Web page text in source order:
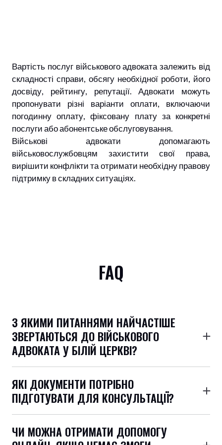
Вартість послуг військового адвоката залежить від
складності справи, обсягу необхідної роботи, його
досвіду, рейтингу, репутації. Адвокати можуть
пропонувати різні варіанти оплати, включаючи
погодинну оплату, фіксовану плату за конкретні
послуги або абонентське обслуговування.
Військові адвокати допомагають
військовослужбовцям захистити свої права,
вирішити конфлікти та отримати необхідну правову
підтримку в складних ситуаціях.
FAQ
З ЯКИМИ ПИТАННЯМИ НАЙЧАСТІШЕ
ЗВЕРТАЮТЬСЯ ДО ВІЙСЬКОВОГО
АДВОКАТА У БІЛІЙ ЦЕРКВІ?
оформлення та захист права на виплати й
компенсації, дисциплінарні провадження та захист
у кримінальних справах, пов’язаних зі службою.
ЯКІ ДОКУМЕНТИ ПОТРІБНО
ПІДГОТУВАТИ ДЛЯ КОНСУЛЬТАЦІЇ?
частини (повістки, постанови, накази), висновок
ЧИ МОЖНА ОТРИМАТИ ДОПОМОГУ